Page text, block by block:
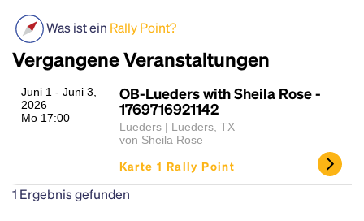
Was ist ein Rally Point?
Vergangene Veranstaltungen
Juni 1 - Juni 3,
2026
Mo 17:00
OB-Lueders with Sheila Rose -
1769716921142
Lueders | Lueders, TX
von Sheila Rose
Karte 1 Rally Point
1 Ergebnis gefunden